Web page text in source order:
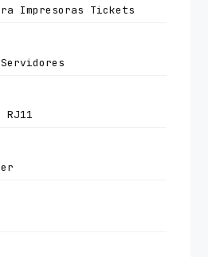
Impresoras Tickets
Servidores